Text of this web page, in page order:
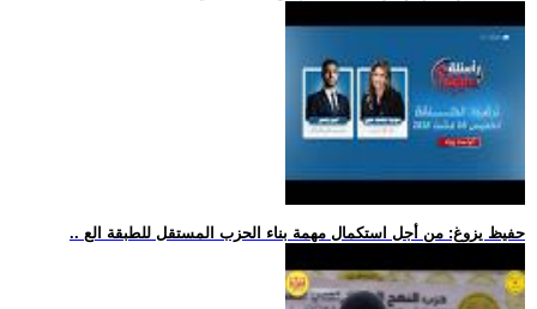
.. حفيظ يزوغ: من أجل استكمال مهمة بناء الحزب المستقل للطبقة الع